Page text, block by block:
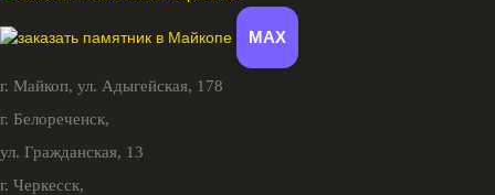
MAX
г. Майкоп, ул. Адыгейская, 178
г. Белореченск,
ул. Гражданская, 13
г. Черкесск,